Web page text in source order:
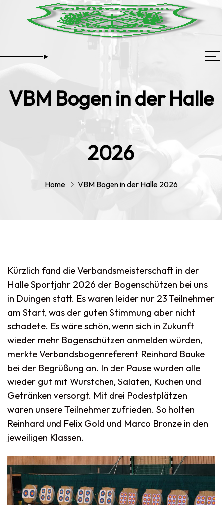
VBM Bogen in der Halle
2026
Home VBM Bogen in der Halle 2026
Kürzlich fand die Verbandsmeisterschaft in der
Halle Sportjahr 2026 der Bogenschützen bei uns
in Duingen statt. Es waren leider nur 23 Teilnehmer
am Start, was der guten Stimmung aber nicht
schadete. Es wäre schön, wenn sich in Zukunft
wieder mehr Bogenschützen anmelden würden,
merkte Verbandsbogenreferent Reinhard Bauke
bei der Begrüßung an. In der Pause wurden alle
wieder gut mit Würstchen, Salaten, Kuchen und
Getränken versorgt. Mit drei Podestplätzen
waren unsere Teilnehmer zufrieden. So holten
Reinhard und Felix Gold und Marco Bronze in den
jeweiligen Klassen.